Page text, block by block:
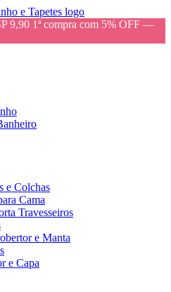
9,90 1ª compra com 5% OFF —
e Colchas
Cama
Travesseiros
e Manta
e Capa